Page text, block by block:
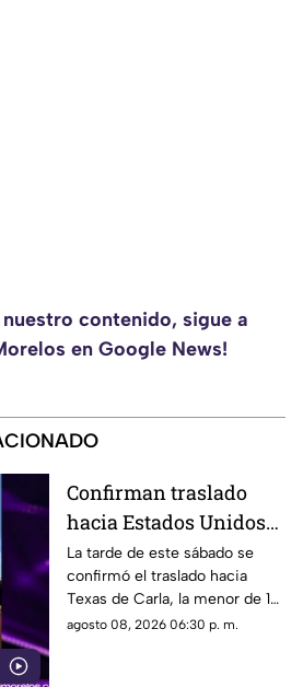
nuestro contenido, sigue a
en Google News!
Confirman traslado
hacia Estados Unidos
de menor que sufrió
quemadura en la
explosión de gas LP en
Cuernavaca
La tarde de este sábado se
confirmó el traslado hacia
Texas de Carla, la menor de 15
años que resultó gravemente
agosto 08, 2026 06:30 p. m.